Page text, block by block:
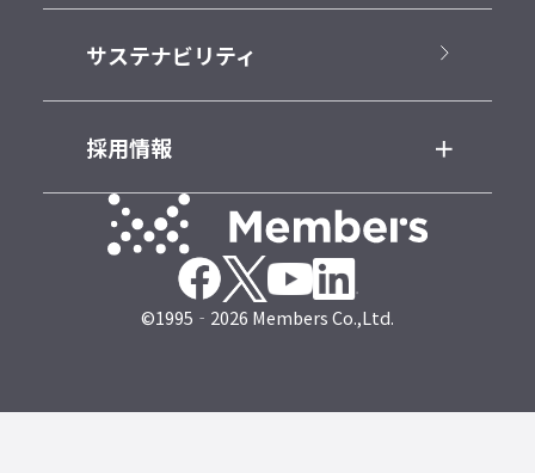
サステナビリティ
採用情報
©1995‐2026 Members Co.,Ltd.